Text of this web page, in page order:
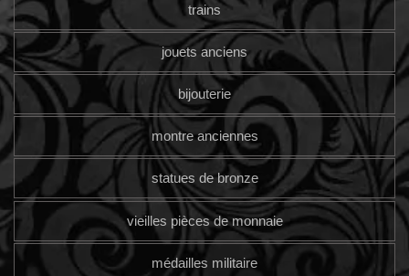
trains
jouets anciens
bijouterie
montre anciennes
statues de bronze
vieilles pièces de monnaie
médailles militaire